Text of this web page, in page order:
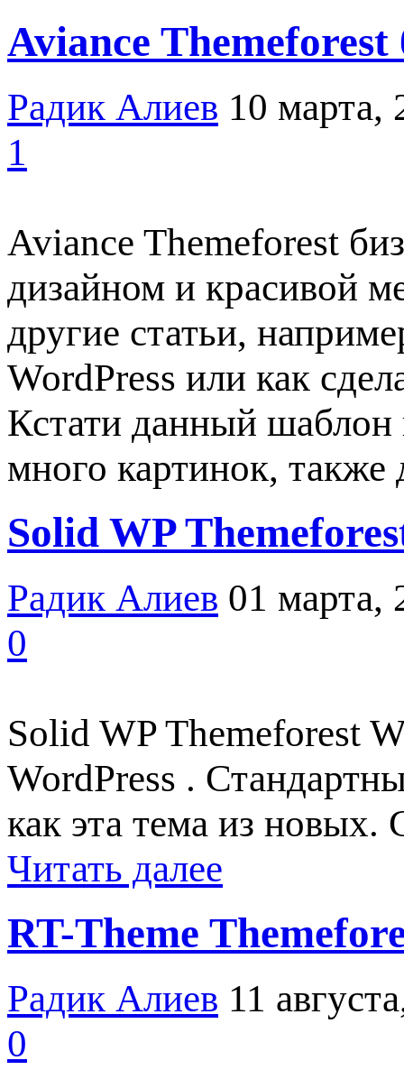
Aviance Themeforest
Радик Алиев 10 марта,
1
Aviance Themeforest
дизайном и красивой
другие статьи,
WordPress или как
Кстати данный
много картинок,
Solid WP
Радик Алиев 01 марта,
0
Solid WP Themeforest
WordPress .
как эта тема из новых.
Читать далее
RT-Theme
Радик Алиев 11
0